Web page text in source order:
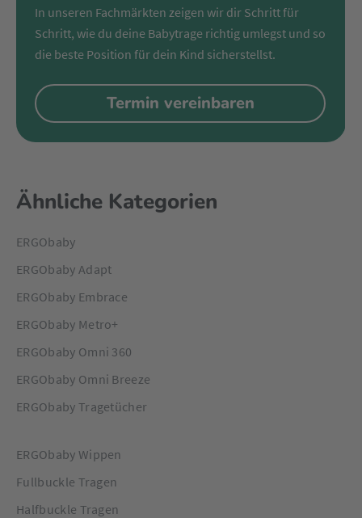
In unseren Fachmärkten zeigen wir dir Schritt für
Schritt, wie du deine Babytrage richtig umlegst und so
die beste Position für dein Kind sicherstellst.
Termin vereinbaren
Ähnliche Kategorien
ERGObaby
ERGObaby Adapt
ERGObaby Embrace
ERGObaby Metro+
ERGObaby Omni 360
ERGObaby Omni Breeze
ERGObaby Tragetücher
ERGObaby Wippen
Fullbuckle Tragen
Halfbuckle Tragen